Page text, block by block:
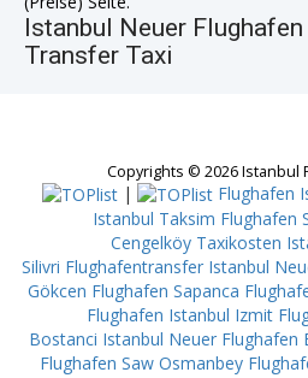
Istanbul Neuer
Transfer Taxi
Copyrights © 2026 Istanbul
| Flughafen
Istanbul Taksim Flughafen
Cengelköy Taxikosten
Silivri Flughafentransfer Istanbul
Gökcen Flughafen Sapanca
Flughafen Istanbul Izmit
Bostanci Istanbul Neuer Flughafen
Flughafen Saw Osmanbey